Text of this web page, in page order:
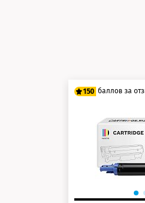
150 баллов за
125 баллов
150 баллов